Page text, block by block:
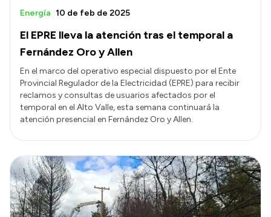
El EPRE lleva la atención tras el temporal a
Fernández Oro y Allen
Energía 10 de feb de 2025
En el marco del operativo especial dispuesto por el Ente
Provincial Regulador de la Electricidad (EPRE) para recibir
reclamos y consultas de usuarios afectados por el
temporal en el Alto Valle, esta semana continuará la
atención presencial en Fernández Oro y Allen.